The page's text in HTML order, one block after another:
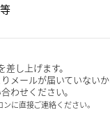
し上げます。
メールが届いていない
わせください。
に直接ご連絡ください。